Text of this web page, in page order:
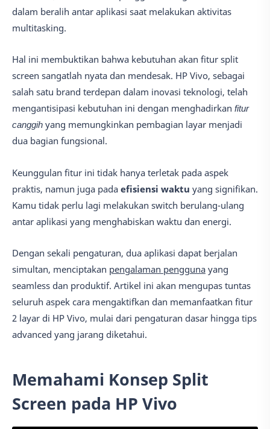
dalam beralih antar aplikasi saat melakukan aktivitas
multitasking.
Hal ini membuktikan bahwa kebutuhan akan fitur split
screen sangatlah nyata dan mendesak. HP Vivo, sebagai
salah satu brand terdepan dalam inovasi teknologi, telah
mengantisipasi kebutuhan ini dengan menghadirkan fitur
canggih yang memungkinkan pembagian layar menjadi
dua bagian fungsional.
Keunggulan fitur ini tidak hanya terletak pada aspek
praktis, namun juga pada efisiensi waktu yang signifikan.
Kamu tidak perlu lagi melakukan switch berulang-ulang
antar aplikasi yang menghabiskan waktu dan energi.
Dengan sekali pengaturan, dua aplikasi dapat berjalan
simultan, menciptakan pengalaman pengguna yang
seamless dan produktif. Artikel ini akan mengupas tuntas
seluruh aspek cara mengaktifkan dan memanfaatkan fitur
2 layar di HP Vivo, mulai dari pengaturan dasar hingga tips
advanced yang jarang diketahui.
Memahami Konsep Split
Screen pada HP Vivo